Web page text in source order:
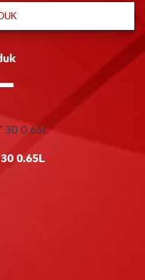
0.65L